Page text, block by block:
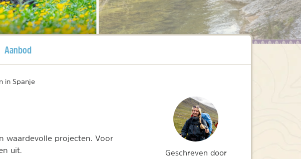
Aanbod
in Spanje
waardevolle projecten. Voor
uit.
Geschreven door